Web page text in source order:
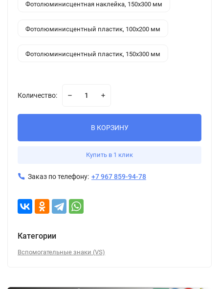
Фотолюминисцентная наклейка, 150x300 мм
Фотолюминисцентный пластик, 100x200 мм
Фотолюминисцентный пластик, 150x300 мм
Количество:
В КОРЗИНУ
Купить в 1 клик
Заказ по телефону: +7 967 859-94-78
Категории
Вспомогательные знаки (VS)